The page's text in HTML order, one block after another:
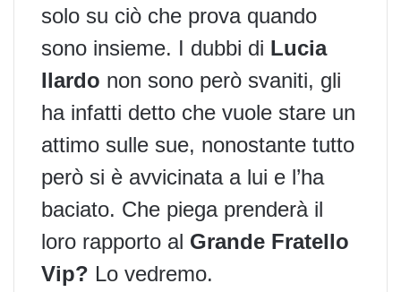
solo su ciò che prova quando
sono insieme. I dubbi di Lucia
Ilardo non sono però svaniti, gli
ha infatti detto che vuole stare un
attimo sulle sue, nonostante tutto
però si è avvicinata a lui e l’ha
baciato. Che piega prenderà il
loro rapporto al Grande Fratello
Vip? Lo vedremo.